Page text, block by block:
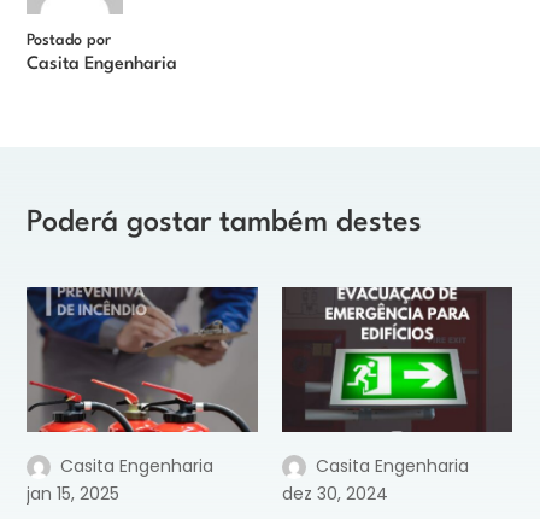
Casita Engenharia
Postado por
Poderá gostar também destes
Casita Engenharia
jan 15, 2025
Casita Engenharia
dez 30, 2024